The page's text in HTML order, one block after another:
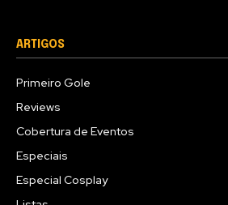
ARTIGOS
Primeiro Gole
Reviews
Cobertura de Eventos
Especiais
Especial Cosplay